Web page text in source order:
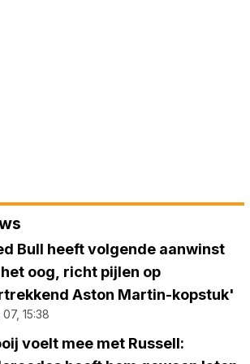
Bull heeft volgende aanwinst
oog, richt pijlen op
Aston Martin-kopstuk'
15:38
voelt mee met Russell: